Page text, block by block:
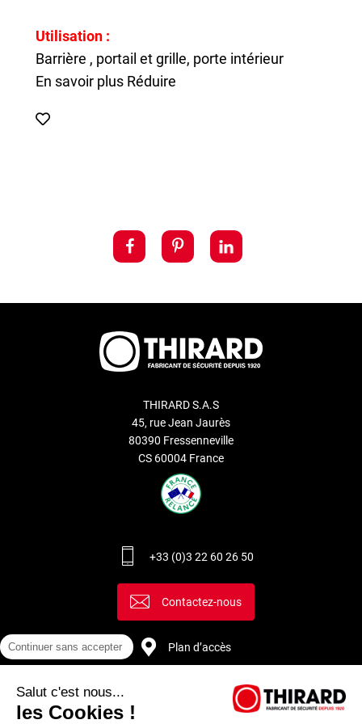
Utilisation :
Barrière , portail et grille, porte intérieur
En savoir plus Réduire
THIRARD S.A.S
45, rue Jean Jaurès
80390 Fressenneville
CS 60004 France
+33 (0)3 22 60 26 50
Contactez-nous
Plan d’accès
Continuer sans accepter
Salut c'est nous...
les Cookies !